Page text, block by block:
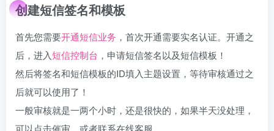
创建短信签名和模板
首先您需要开通短信业务 ，首次开通需要实名认证。开通之
后，进入短信控制台 ，申请短信签名以及短信模板！
然后将签名和短信模板的ID填入主题设置，等待审核通过之
后就可以使用了！
一般审核就是一两个小时，还是很快的，如果半天没处理，
可以点击催审，或者联系在线客服